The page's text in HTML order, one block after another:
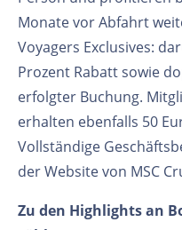
Monate vor Abfahrt
Voyagers Exclusives:
Prozent Rabatt sowie
erfolgter Buchung.
erhalten ebenfalls 50
Vollständige
der Website von MSC
Zu den Highlights an